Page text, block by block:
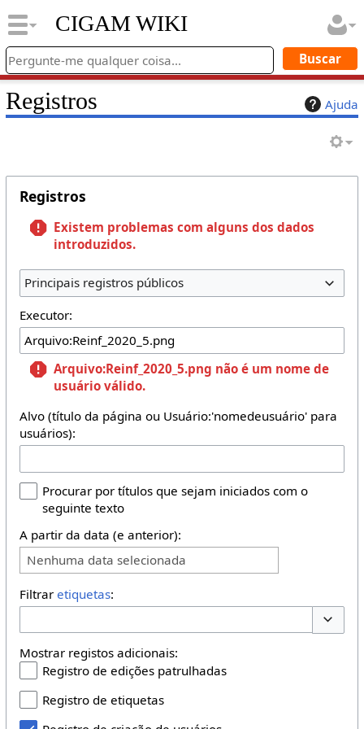
CIGAM WIKI
Ajuda
Registros
Registros
Existem problemas com alguns dos dados
introduzidos.
Principais registros públicos
Executor:
Arquivo:Reinf_2020_5.png não é um nome de
usuário válido.
Alvo (título da página ou Usuário:'nomedeusuário' para
usuários):
Procurar por títulos que sejam iniciados com o
seguinte texto
A partir da data (e anterior):
Nenhuma data selecionada
Filtrar etiquetas:
Mostrar registos adicionais:
Registro de edições patrulhadas
Registro de etiquetas